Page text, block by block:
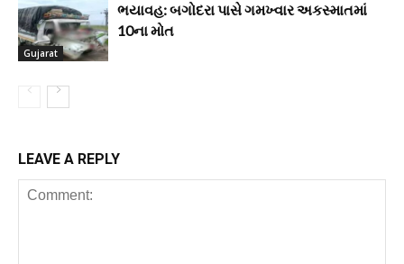
Gujarat
ભયાવહ: બગોદરા પાસે ગમખ્વાર અકસ્માતમાં
10ના મોત
LEAVE A REPLY